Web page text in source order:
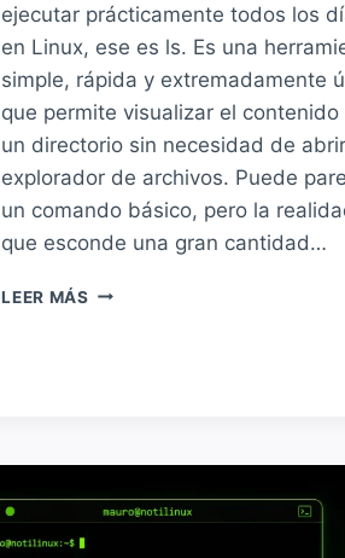
ejecutar prácticamente todos los
en Linux, ese es ls. Es una
simple, rápida y extremadamente
que permite visualizar el contenido
un directorio sin necesidad de
explorador de archivos. Puede
un comando básico, pero la
que esconde una gran cantidad…
LEER MÁS CÓMO
LISTAR
Y